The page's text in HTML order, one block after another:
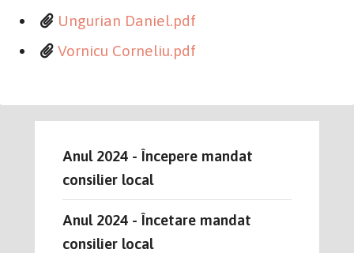
Ungurian Daniel.pdf
Vornicu Corneliu.pdf
Anul 2024 - Începere mandat
consilier local
Anul 2024 - Încetare mandat
consilier local